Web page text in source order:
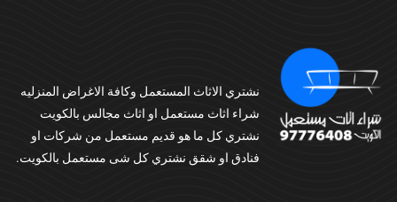
نشتري الاثاث المستعمل وكافة الاغراض المنزليه
شراء اثاث مستعمل او اثاث مجالس بالكويت
نشتري كل ما هو قديم مستعمل من شركات او
فنادق او شقق نشتري كل شى مستعمل بالكويت.